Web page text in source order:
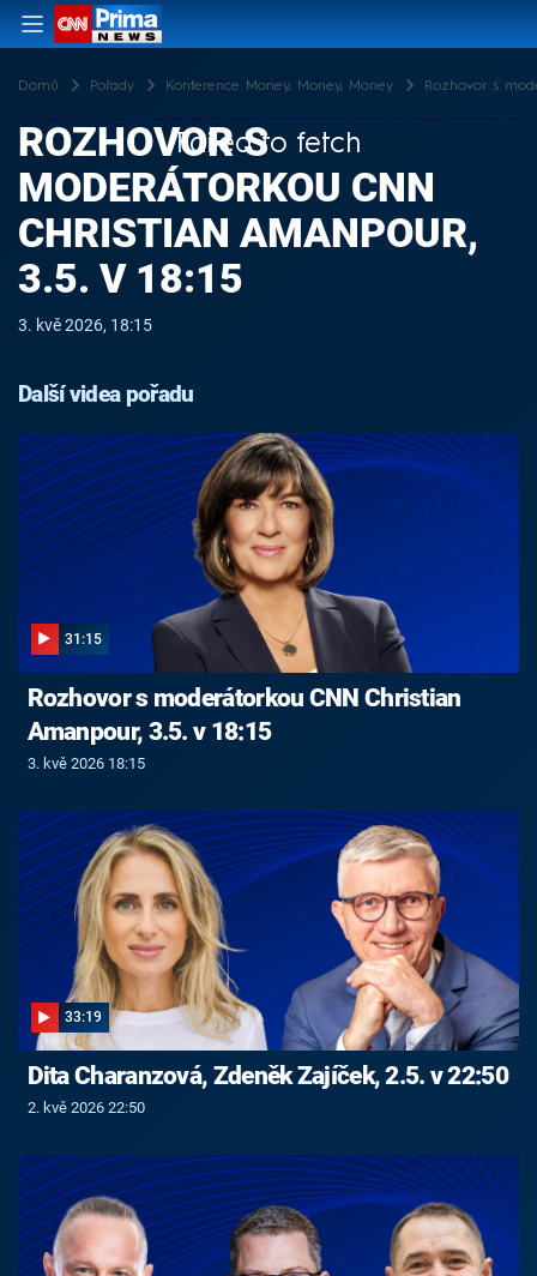
Domů Pořady Konference Money, Money, Money Rozhovor s
Failed to fetch
ROZHOVOR S
MODERÁTORKOU CNN
CHRISTIAN AMANPOUR,
3.5. V 18:15
3. kvě 2026, 18:15
Další videa pořadu
31:15
Rozhovor s moderátorkou CNN Christian
Amanpour, 3.5. v 18:15
3. kvě 2026 18:15
33:19
Dita Charanzová, Zdeněk Zajíček, 2.5. v 22:50
2. kvě 2026 22:50